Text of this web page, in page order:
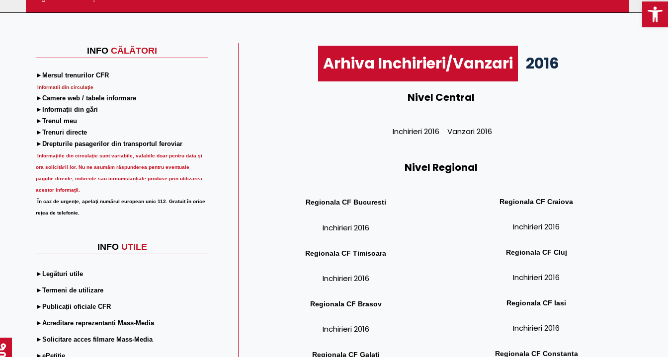
INFO CĂLĂTORI
►Mersul trenurilor CFR
Informatii din circulaţie
►Camere web / tabele informare
►Informaţii din gări
►Trenul meu
►Trenuri directe
►Drepturile pasagerilor din transportul feroviar
Informaţiile din circulaţie sunt variabile, valabile doar pentru data şi
ora solicitării lor. Nu ne asumăm răspunderea pentru eventuale
pagube directe, indirecte sau circumstanțiale produse prin utilizarea
acestor informații.
În caz de urgenţe, apelaţi numărul european unic 112. Gratuit în orice
reţea de telefonie.
INFO UTILE
►Legături utile
►Termeni de utilizare
►Publicații oficiale CFR
►Acreditare reprezentanți Mass-Media
►Solicitare acces filmare Mass-Media
Arhiva Inchirieri/Vanzari 2016
Nivel Central
Inchirieri 2016 Vanzari 2016
Nivel Regional
Regionala CF Bucuresti
Inchirieri 2016
Regionala CF Timisoara
Inchirieri 2016
Regionala CF Brasov
Inchirieri 2016
Regionala CF Galati
Regionala CF Craiova
Inchirieri 2016
Regionala CF Cluj
Inchirieri 2016
Regionala CF Iasi
Inchirieri 2016
Regionala CF Constanta